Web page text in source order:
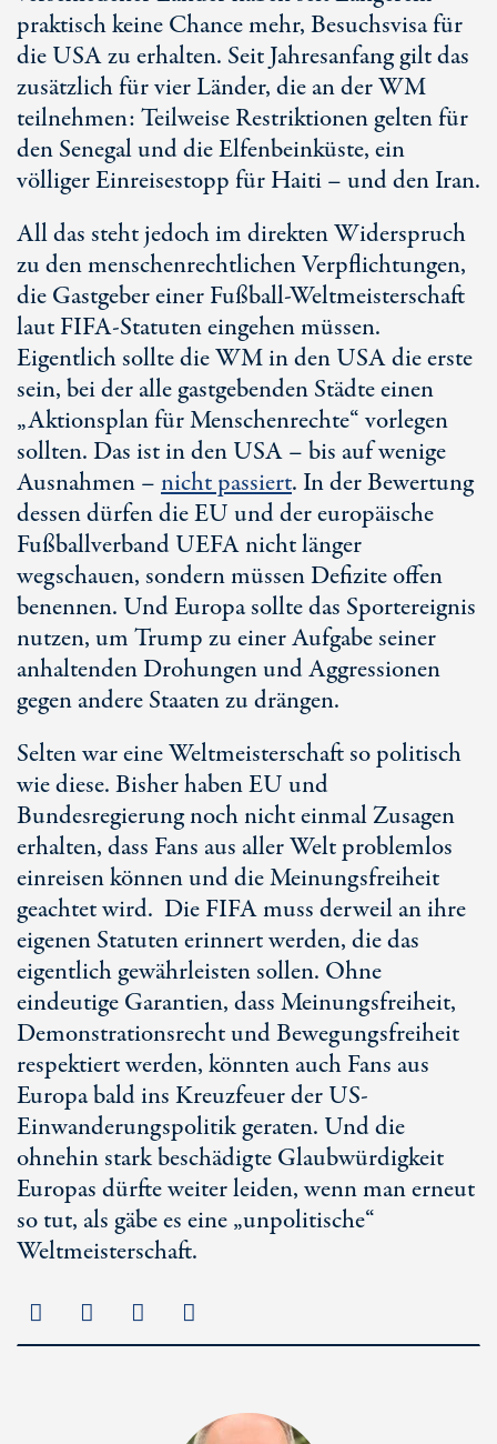
praktisch keine Chance mehr, Besuchsvisa für
die USA zu erhalten. Seit Jahresanfang gilt das
zusätzlich für vier Länder, die an der WM
teilnehmen: Teilweise Restriktionen gelten für
den Senegal und die Elfenbeinküste, ein
völliger Einreisestopp für Haiti – und den Iran.
All das steht jedoch im direkten Widerspruch
zu den menschenrechtlichen Verpflichtungen,
die Gastgeber einer Fußball-Weltmeisterschaft
laut FIFA-Statuten eingehen müssen.
Eigentlich sollte die WM in den USA die erste
sein, bei der alle gastgebenden Städte einen
„Aktionsplan für Menschenrechte“ vorlegen
sollten. Das ist in den USA – bis auf wenige
Ausnahmen –nicht passiert. In der Bewertung
dessen dürfen die EU und der europäische
Fußballverband UEFA nicht länger
wegschauen, sondern müssen Defizite offen
benennen. Und Europa sollte das Sportereignis
nutzen, um Trump zu einer Aufgabe seiner
anhaltenden Drohungen und Aggressionen
gegen andere Staaten zu drängen.
Selten war eine Weltmeisterschaft so politisch
wie diese. Bisher haben EU und
Bundesregierung noch nicht einmal Zusagen
erhalten, dass Fans aus aller Welt problemlos
einreisen können und die Meinungsfreiheit
geachtet wird. Die FIFA muss derweil an ihre
eigenen Statuten erinnert werden, die das
eigentlich gewährleisten sollen. Ohne
eindeutige Garantien, dass Meinungsfreiheit,
Demonstrationsrecht und Bewegungsfreiheit
respektiert werden, könnten auch Fans aus
Europa bald ins Kreuzfeuer der US-
Einwanderungspolitik geraten. Und die
ohnehin stark beschädigte Glaubwürdigkeit
Europas dürfte weiter leiden, wenn man erneut
so tut, als gäbe es eine „unpolitische“
Weltmeisterschaft.